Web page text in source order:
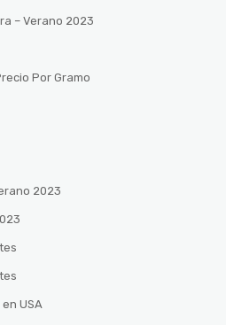
– Verano 2023
Por Gramo
2023
USA